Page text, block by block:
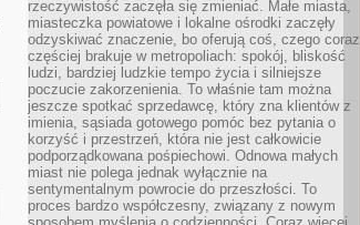
rzeczywistość zaczęła się zmieniać. Małe miasta,
miasteczka powiatowe i lokalne ośrodki zaczęły
odzyskiwać znaczenie, bo oferują coś, czego coraz
częściej brakuje w metropoliach: spokój, bliskość
ludzi, bardziej ludzkie tempo życia i silniejsze
poczucie zakorzenienia. To właśnie tam można
jeszcze spotkać sprzedawcę, który zna klientów z
imienia, sąsiada gotowego pomóc bez pytania o
korzyść i przestrzeń, która nie jest całkowicie
podporządkowana pośpiechowi. Odnowa małych
miast nie polega jednak wyłącznie na
sentymentalnym powrocie do przeszłości. To
proces bardzo współczesny, związany z nowym